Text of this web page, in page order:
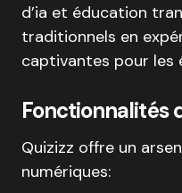
d’ia et éducation
traditionnels en
captivantes pour les
Fonctionnalités
Quizizz offre un
numériques: